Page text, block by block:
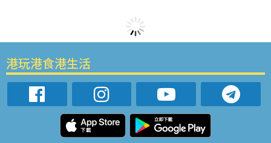
港玩港食港生活